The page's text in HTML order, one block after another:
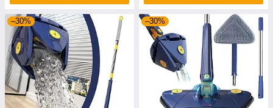
–30% –30%